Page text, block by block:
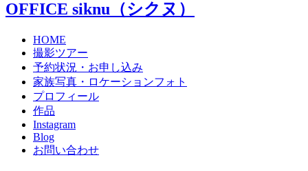
HOME
撮影ツアー
予約状況・お申し込み
家族写真・ロケーションフォト
プロフィール
作品
Instagram
Blog
お問い合わせ